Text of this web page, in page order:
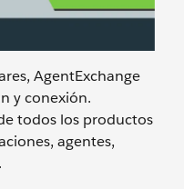
AgentExchange
y conexión.
todos los productos
agentes,